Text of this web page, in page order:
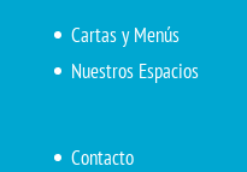
Cartas y Menús
Nuestros Espacios
Contacto